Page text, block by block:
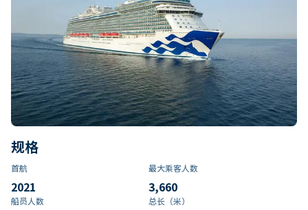
规格
首航
2021
最大乘客人数
3,660
船员人数 总长（米）